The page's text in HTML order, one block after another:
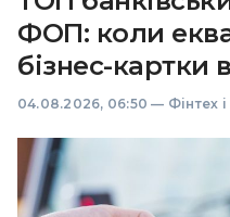
ФОП: коли
бізнес-картки
04.08.2026, 06:50 — Фінтех